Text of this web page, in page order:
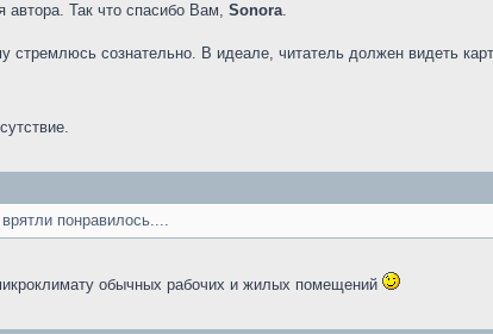
автора. Так что спасибо Вам, Sonora.
сознательно. В идеале, читатель должен видеть
понравилось....
обычных рабочих и жилых помещений